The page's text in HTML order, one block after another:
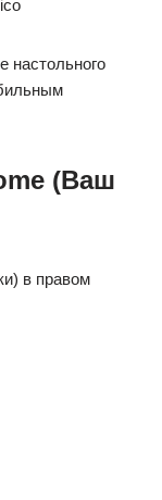
настольного
(Ваш
в правом